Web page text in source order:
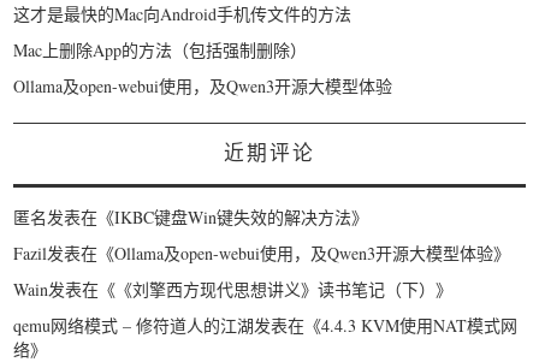
这才是最快的Mac向Android手机传文件的方法
Mac上删除App的方法（包括强制删除）
Ollama及open-webui使用，及Qwen3开源大模型体验
近期评论
匿名发表在《IKBC键盘Win键失效的解决方法》
Fazil发表在《Ollama及open-webui使用，及Qwen3开源大模型体验》
Wain发表在《 《刘擎西方现代思想讲义》读书笔记（下）》
qemu网络模式 – 修符道人的江湖发表在《4.4.3 KVM使用NAT模式网
络》